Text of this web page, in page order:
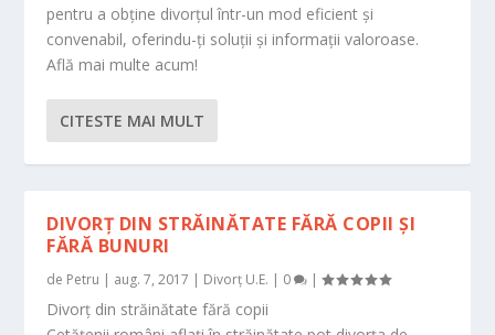
pentru a obține divorțul într-un mod eficient și
convenabil, oferindu-ți soluții și informații valoroase.
Află mai multe acum!
CITESTE MAI MULT
DIVORȚ DIN STRĂINĂTATE FĂRĂ COPII ȘI
FĂRĂ BUNURI
de Petru | aug. 7, 2017 | Divorț U.E. | 0 |
Divorț din străinătate fără copii